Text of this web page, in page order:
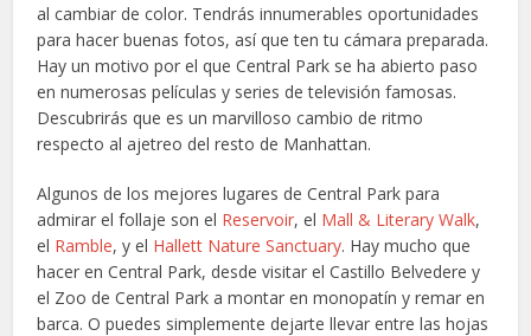
al cambiar de color. Tendrás innumerables oportunidades
para hacer buenas fotos, así que ten tu cámara preparada.
Hay un motivo por el que Central Park se ha abierto paso
en numerosas películas y series de televisión famosas.
Descubrirás que es un marvilloso cambio de ritmo
respecto al ajetreo del resto de Manhattan.
Algunos de los mejores lugares de Central Park para
admirar el follaje son el Reservoir, el Mall & Literary Walk,
el Ramble, y el Hallett Nature Sanctuary. Hay mucho que
hacer en Central Park, desde visitar el Castillo Belvedere y
el Zoo de Central Park a montar en monopatín y remar en
barca. O puedes simplemente dejarte llevar entre las hojas